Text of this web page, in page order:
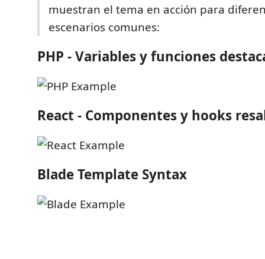
muestran el tema en acción para
escenarios comunes:
PHP - Variables y funciones
React - Componentes y hooks
Blade Template Syntax